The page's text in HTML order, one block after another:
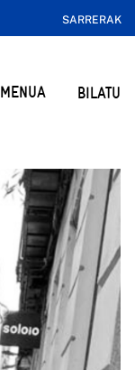
SARRERAK
MENUA BILATU